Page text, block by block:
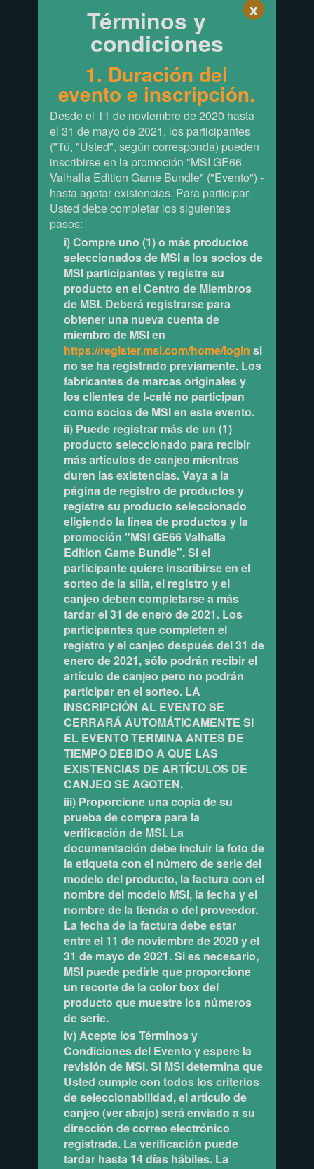
x
Términos y
condiciones
1. Duración del
evento e inscripción.
Desde el 11 de noviembre de 2020 hasta
el 31 de mayo de 2021, los participantes
("Tú, "Usted", según corresponda) pueden
inscribirse en la promoción "MSI GE66
Valhalla Edition Game Bundle" ("Evento") -
hasta agotar existencias. Para participar,
Usted debe completar los siguientes
pasos:
i) Compre uno (1) o más productos
seleccionados de MSI a los socios de
MSI participantes y registre su
producto en el Centro de Miembros
de MSI. Deberá registrarse para
obtener una nueva cuenta de
miembro de MSI en
https://register.msi.com/home/login si
no se ha registrado previamente. Los
fabricantes de marcas originales y
los clientes de I-café no participan
como socios de MSI en este evento.
ii) Puede registrar más de un (1)
producto seleccionado para recibir
más artículos de canjeo mientras
duren las existencias. Vaya a la
página de registro de productos y
registre su producto seleccionado
eligiendo la línea de productos y la
promoción "MSI GE66 Valhalla
Edition Game Bundle". Si el
participante quiere inscribirse en el
sorteo de la silla, el registro y el
canjeo deben completarse a más
tardar el 31 de enero de 2021. Los
participantes que completen el
registro y el canjeo después del 31 de
enero de 2021, sólo podrán recibir el
artículo de canjeo pero no podrán
participar en el sorteo. LA
INSCRIPCIÓN AL EVENTO SE
CERRARÁ AUTOMÁTICAMENTE SI
EL EVENTO TERMINA ANTES DE
TIEMPO DEBIDO A QUE LAS
EXISTENCIAS DE ARTÍCULOS DE
CANJEO SE AGOTEN.
iii) Proporcione una copia de su
prueba de compra para la
verificación de MSI. La
documentación debe incluir la foto de
la etiqueta con el número de serie del
modelo del producto, la factura con el
nombre del modelo MSI, la fecha y el
nombre de la tienda o del proveedor.
La fecha de la factura debe estar
entre el 11 de noviembre de 2020 y el
31 de mayo de 2021. Si es necesario,
MSI puede pedirle que proporcione
un recorte de la color box del
producto que muestre los números
de serie.
iv) Acepte los Términos y
Condiciones del Evento y espere la
revisión de MSI. Si MSI determina que
Usted cumple con todos los criterios
de seleccionabilidad, el artículo de
canjeo (ver abajo) será enviado a su
dirección de correo electrónico
registrada. La verificación puede
tardar hasta 14 días hábiles. La